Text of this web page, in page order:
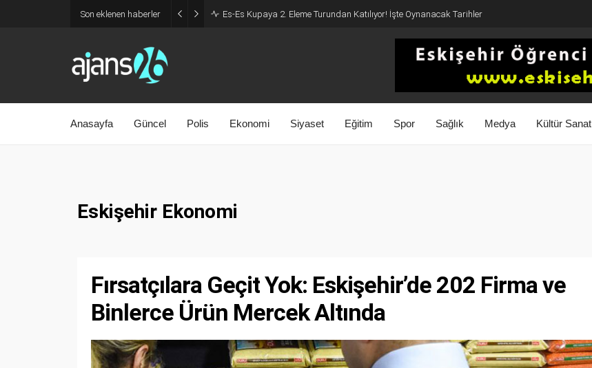
Son eklenen haberler Es-Es Kupaya 2. Eleme Turundan Katılıyor! İşte Oynanacak Tarihler
Anasayfa Güncel Polis Ekonomi Siyaset Eğitim Spor Sağlık Medya Kültür Sanat
Eskişehir Ekonomi
Fırsatçılara Geçit Yok: Eskişehir’de 202 Firma ve
Binlerce Ürün Mercek Altında